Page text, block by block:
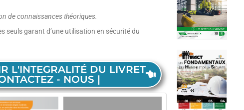
de connaissances théoriques.
seuls garant d’une utilisation en sécurité du
L'INTEGRALITÉ DU LIVRET
- NOUS |